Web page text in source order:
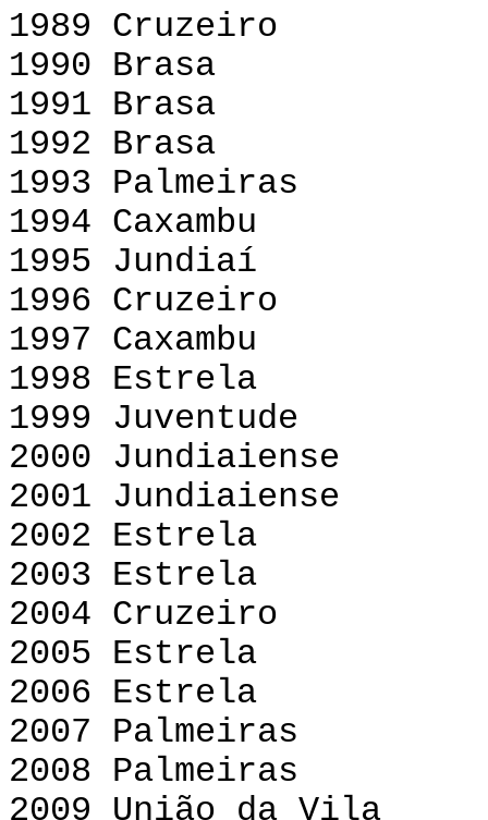
1989 Cruzeiro
1990 Brasa
1991 Brasa
1992 Brasa
1993 Palmeiras
1994 Caxambu
1995 Jundiaí
1996 Cruzeiro
1997 Caxambu
1998 Estrela
1999 Juventude
2000 Jundiaiense
2001 Jundiaiense
2002 Estrela
2003 Estrela
2004 Cruzeiro
2005 Estrela
2006 Estrela
2007
2008
2009 União da